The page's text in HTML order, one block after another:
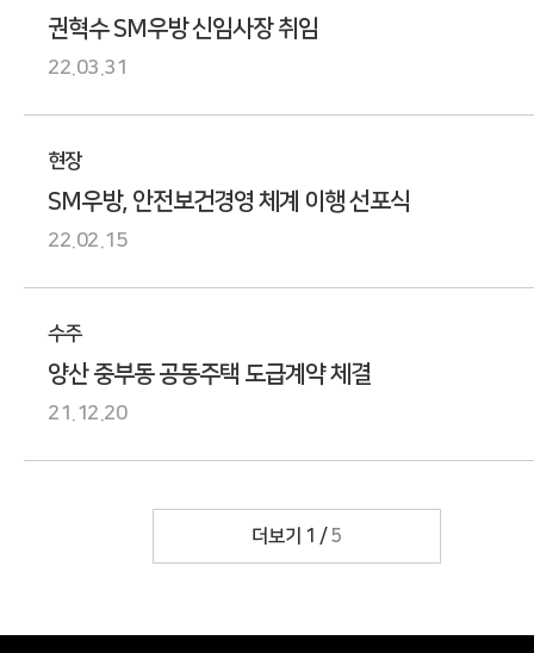
권혁수 SM우방 신임사장 취임
22.03.31
현장
SM우방, 안전보건경영 체계 이행 선포식
22.02.15
수주
양산 중부동 공동주택 도급계약 체결
21.12.20
더보기 1 / 5